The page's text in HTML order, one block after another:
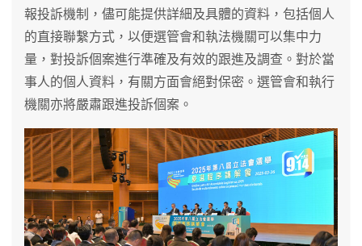
報投訴機制，儘可能提供詳細及具體的資料，包括個人
的直接聯繫方式，以便選管會和執法機關可以集中力
量，對投訴個案進行準確及有效的跟進及調查。對於當
事人的個人資料，有關方面會絕對保密。選管會和執行
機關亦將嚴肅跟進投訴個案。